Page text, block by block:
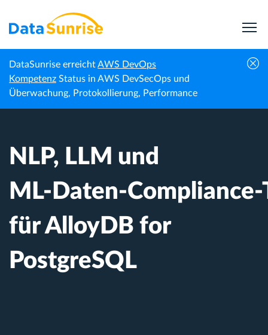
DataSunrise erreichtAWS DevOps
Kompetenz Status in AWS DevSecOps und
Überwachung, Protokollierung, Performance
Startseite Wissenszentrum
NLP, LLM und ML‑Daten‑Compliance‑Tools
für AlloyDB for PostgreSQL
NLP, LLM und
für AlloyDB for
PostgreSQL